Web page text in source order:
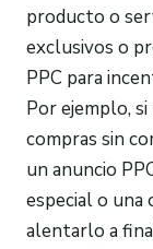
producto o
exclusivos o
PPC para
Por ejemplo,
compras sin
un anuncio
especial o
alentarlo a